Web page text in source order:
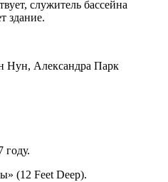
служитель бассейна
здание.
Нун, Александра Парк
году.
(12 Feet Deep).